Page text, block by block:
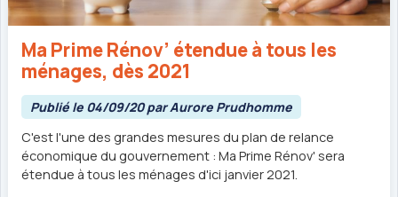
Ma Prime Rénov’ étendue à tous les
ménages, dès 2021
Publié le 04/09/20 par Aurore Prudhomme
C'est l'une des grandes mesures du plan de relance
économique du gouvernement : Ma Prime Rénov' sera
étendue à tous les ménages d'ici janvier 2021.